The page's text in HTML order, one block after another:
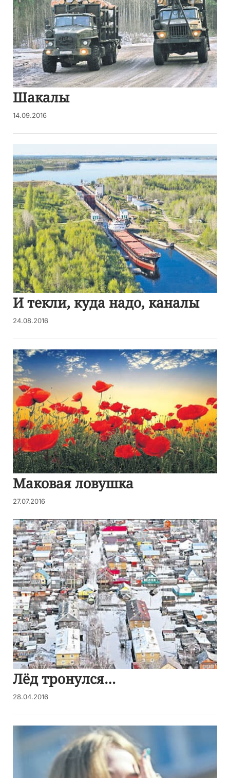
Шакалы
14.09.2016
И текли, куда надо, каналы
24.08.2016
Маковая ловушка
27.07.2016
Лёд тронулся…
28.04.2016